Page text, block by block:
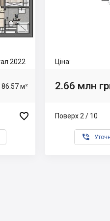
2022
86.57 м²

Ціна:
2.66 млн
Поверх 2 / 10
